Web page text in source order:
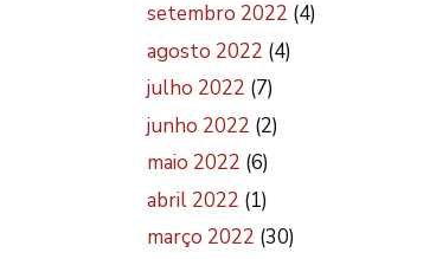
setembro 2022 (4)
agosto 2022 (4)
julho 2022 (7)
junho 2022 (2)
maio 2022 (6)
abril 2022 (1)
março 2022 (30)